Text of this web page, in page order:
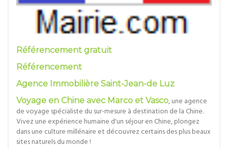
Référencement gratuit
Référencement
Agence Immobilière Saint-Jean-de Luz
Voyage en Chine avec Marco et Vasco, une agence
de voyage spécialiste du sur-mesure à destination de la Chine.
Vivez une expérience humaine d'un séjour en Chine, plongez
dans une culture millénaire et découvrez certains des plus beaux
sites naturels du monde !